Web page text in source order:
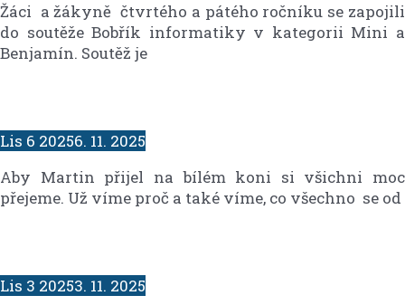
Žáci a žákyně čtvrtého a pátého ročníku se zapojili
do soutěže Bobřík informatiky v kategorii Mini a
Benjamín. Soutěž je
Aby Martin přijel na bílém koni si všichni moc
přejeme. Už víme proč a také víme, co všechno se od
Lis 6 20256. 11. 2025
Lis 3 20253. 11. 2025